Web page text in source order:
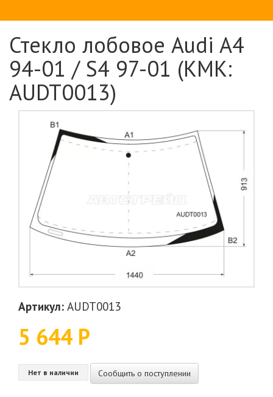
Стекло лобовое Audi A4
94-01 / S4 97-01 (KMK:
AUDT0013)
Артикул: AUDT0013
5 644 Р
Нет в наличии Сообщить о поступлении